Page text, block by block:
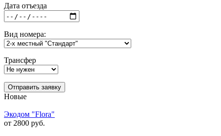
Дата отъезда
Вид номера:
Трансфер
Отправить заявку
Новые
Экодом "Flora"
от 2800 руб.